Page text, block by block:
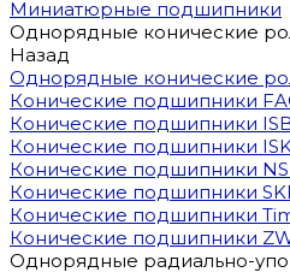
Миниатюрные подшипники
Однорядные конические
Назад
Однорядные конические
Конические подшипники
Конические подшипники
Конические подшипники
Конические подшипники
Конические подшипники
Конические подшипники
Конические подшипники
Однорядные радиально-